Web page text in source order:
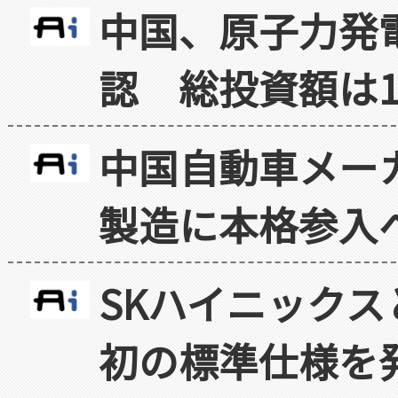
中国、原子力
認 総投資額は
中国自動車メ
製造に本格参入
SKハイニック
初の標準仕様を